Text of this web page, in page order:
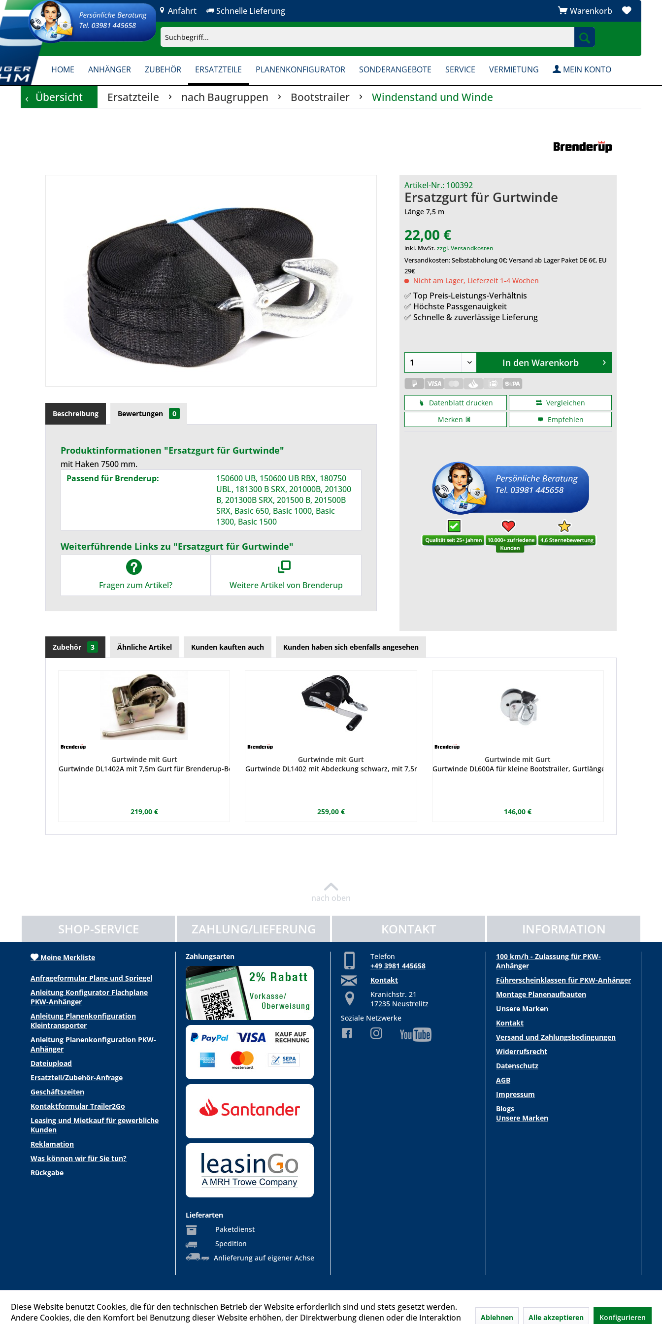
Anfahrt Schnelle Lieferung Warenkorb
HOME ANHÄNGER ZUBEHÖR ERSATZTEILE PLANENKONFIGURATOR SONDERANGEBOTE SERVICE VERMIETUNG MEIN KONTO
Übersicht Ersatzteile nach Baugruppen Bootstrailer Windenstand und Winde
Beschreibung Bewertungen 0
Produktinformationen "Ersatzgurt für Gurtwinde"
mit Haken 7500 mm.
Passend für Brenderup:
150600 UB, 150600 UB RBX, 180750
UBL, 181300 B SRX, 201000B, 201300
B, 201300B SRX, 201500 B, 201500B
SRX, Basic 650, Basic 1000, Basic
1300, Basic 1500
Weiterführende Links zu "Ersatzgurt für Gurtwinde"
Fragen zum Artikel? Weitere Artikel von Brenderup
Artikel-Nr.: 100392
Ersatzgurt für Gurtwinde
Länge 7,5 m
22,00 €
inkl. MwSt.zzgl. Versandkosten
Versandkosten: Selbstabholung 0€; Versand ab Lager Paket DE 6€, EU
29€
Nicht am Lager, Lieferzeit 1-4 Wochen
✅ Top Preis-Leistungs-Verhältnis
✅ Höchste Passgenauigkeit
✅ Schnelle & zuverlässige Lieferung
In den Warenkorb
Datenblatt drucken
Vergleichen
Merken
Empfehlen
Zubehör 3 Ähnliche Artikel Kunden kauften auch Kunden haben sich ebenfalls angesehen
Gurtwinde mit Gurt
Gurtwinde DL1402A mit 7,5m Gurt für Brenderup-Bootstrailer bis 1500kg, maximales Zuggewicht 635 kg
219,00 €
Gurtwinde mit Gurt
Gurtwinde DL1402 mit Abdeckung schwarz, mit 7,5m Gurt für Brenderup-Bootstrailer bis 1500kg, maximales Zuggewicht 635
259,00 €
Gurtwinde mit Gurt
Gurtwinde DL600A für kleine Bootstrailer, Gurtlänge 4,6 m,
146,00 €
nach oben
SHOP-SERVICE ZAHLUNG/LIEFERUNG KONTAKT INFORMATION
Meine Merkliste
Anfrageformular Plane und Spriegel
Anleitung Konfigurator Flachplane
PKW-Anhänger
Anleitung Planenkonfiguration
Kleintransporter
Anleitung Planenkonfiguration PKW-
Anhänger
Dateiupload
Ersatzteil/Zubehör-Anfrage
Geschäftszeiten
Kontaktformular Trailer2Go
Leasing und Mietkauf für gewerbliche
Kunden
Reklamation
Was können wir für Sie tun?
Rückgabe
Zahlungsarten
Lieferarten
Paketdienst
Spedition
Anlieferung auf eigener Achse
Telefon
+49 3981 445658
Kontakt
Kranichstr. 21
17235 Neustrelitz
Soziale Netzwerke
100 km/h - Zulassung für PKW-
Anhänger
Führerscheinklassen für PKW-Anhänger
Montage Planenaufbauten
Unsere Marken
Kontakt
Versand und Zahlungsbedingungen
Widerrufsrecht
Datenschutz
AGB
Impressum
Blogs
Unsere Marken
Diese Website benutzt Cookies, die für den technischen Betrieb der Website erforderlich sind und stets gesetzt werden.
Andere Cookies, die den Komfort bei Benutzung dieser Website erhöhen, der Direktwerbung dienen oder die Interaktion
Ablehnen Alle akzeptieren Konfigurieren